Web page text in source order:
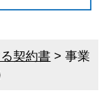
契約書 >事業